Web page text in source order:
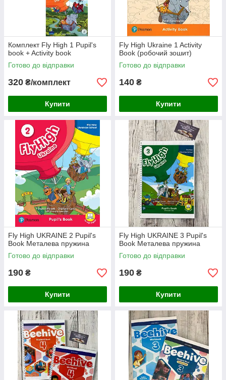
Комплект Fly High 1 Pupil's
book + Activity book
Готово до відправки
320 ₴/комплект
Купити
Fly High Ukraine 1 Activity
Book (робочий зошит)
Готово до відправки
140 ₴
Купити
Fly High UKRAINE 2 Pupil's
Book Металева пружина
Готово до відправки
190 ₴
Купити
Fly High UKRAINE 3 Pupil's
Book Металева пружина
Готово до відправки
190 ₴
Купити